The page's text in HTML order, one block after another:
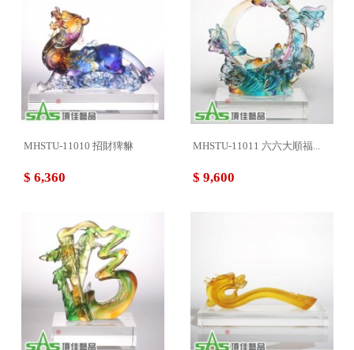
MHSTU-11010 招財猈貅
$ 6,360
MHSTU-11011 六六大順福...
$ 9,600